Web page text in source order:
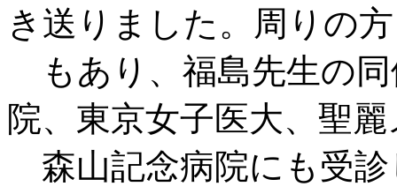
き送りました。周りの
もあり、福島先生の
院、東京女子医大、聖
森山記念病院にも受